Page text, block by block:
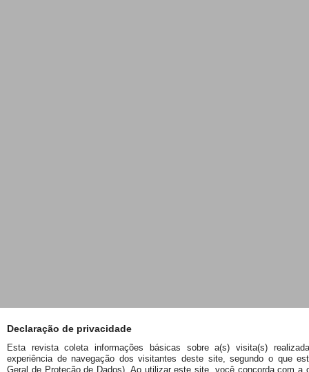
Declaração de privacidade
Esta revista coleta informações básicas sobre a(s) visita(s)
experiência de navegação dos visitantes deste site, segundo o que
Geral de Proteção de Dados). Ao utilizar este site, você concorda com a